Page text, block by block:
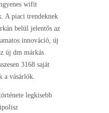
wifit
A piaci trendeknek
belül jelentős az
innováció, új
új dm márkás
3168 saját
a vásárlók.
legkisebb